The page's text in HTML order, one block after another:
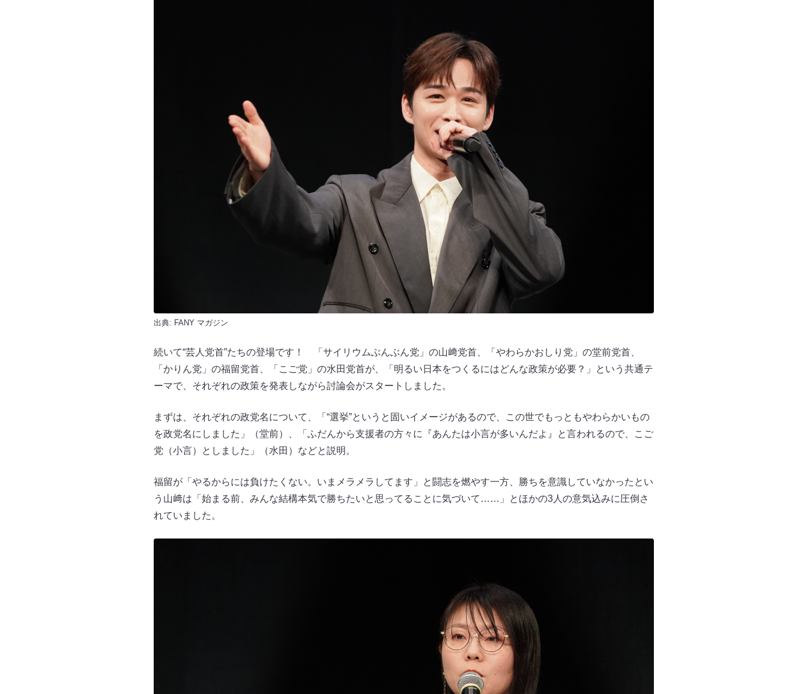
出典: FANY マガジン
続いて“芸人党首”たちの登場です！ 「サイリウムぶんぶん党」の山﨑党首、「やわらかおしり党」の堂前党首、
「かりん党」の福留党首、「こご党」の水田党首が、「明るい日本をつくるにはどんな政策が必要？」という共通テ
ーマで、それぞれの政策を発表しながら討論会がスタートしました。
まずは、それぞれの政党名について、「“選挙”というと固いイメージがあるので、この世でもっともやわらかいもの
を政党名にしました」（堂前）、「ふだんから支援者の方々に『あんたは小言が多いんだよ』と言われるので、こご
党（小言）としました」（水田）などと説明。
福留が「やるからには負けたくない。いまメラメラしてます」と闘志を燃やす一方、勝ちを意識していなかったとい
う山﨑は「始まる前、みんな結構本気で勝ちたいと思ってることに気づいて……」とほかの3人の意気込みに圧倒さ
れていました。